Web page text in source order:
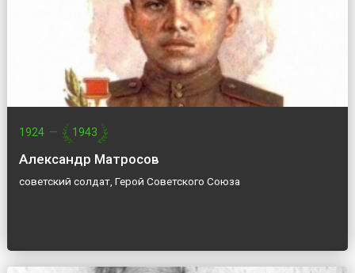
1924 — 1943
Александр Матросов
советский солдат, Герой Советского Союза